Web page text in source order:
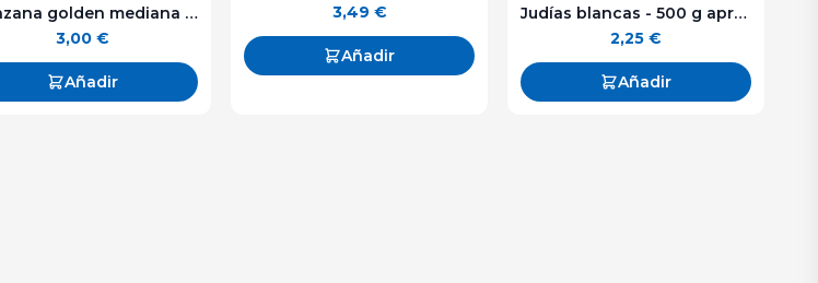
Manzana golden mediana - 1 kg aprox
3,00€
Añadir
3,49 €
Añadir
Judías blancas - 500 g aprox.
2,25€
Añadir